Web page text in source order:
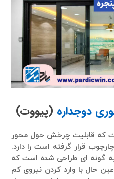
دوجداره (پیووت)
که قابلیت چرخش حول محور
قرار گرفته است را دارد.
به گونه ای طراحی شده است که
حال با وارد کردن نیروی کم